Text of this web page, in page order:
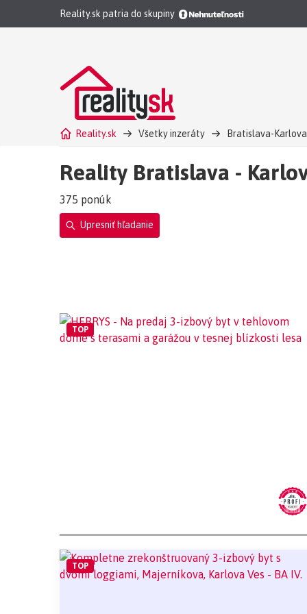
Reality.sk patria do skupiny
Reality.sk Všetky inzeráty Bratislava-
Reality Bratislava -
375 ponúk
Upresniť hľadanie
TOP
TOP